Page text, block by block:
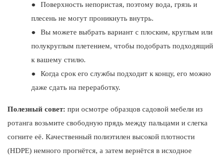
●
Поверхность непористая, поэтому вода, грязь и
плесень не могут проникнуть внутрь.
●
Вы можете выбрать вариант с плоским, круглым или
полукруглым плетением, чтобы подобрать подходящий
к вашему стилю.
●
Когда срок его службы подходит к концу, его можно
даже сдать на переработку.
Полезный совет: при осмотре образцов садовой мебели из
ротанга возьмите свободную прядь между пальцами и слегка
согните её. Качественный полиэтилен высокой плотности
(HDPE) немного прогнётся, а затем вернётся в исходное